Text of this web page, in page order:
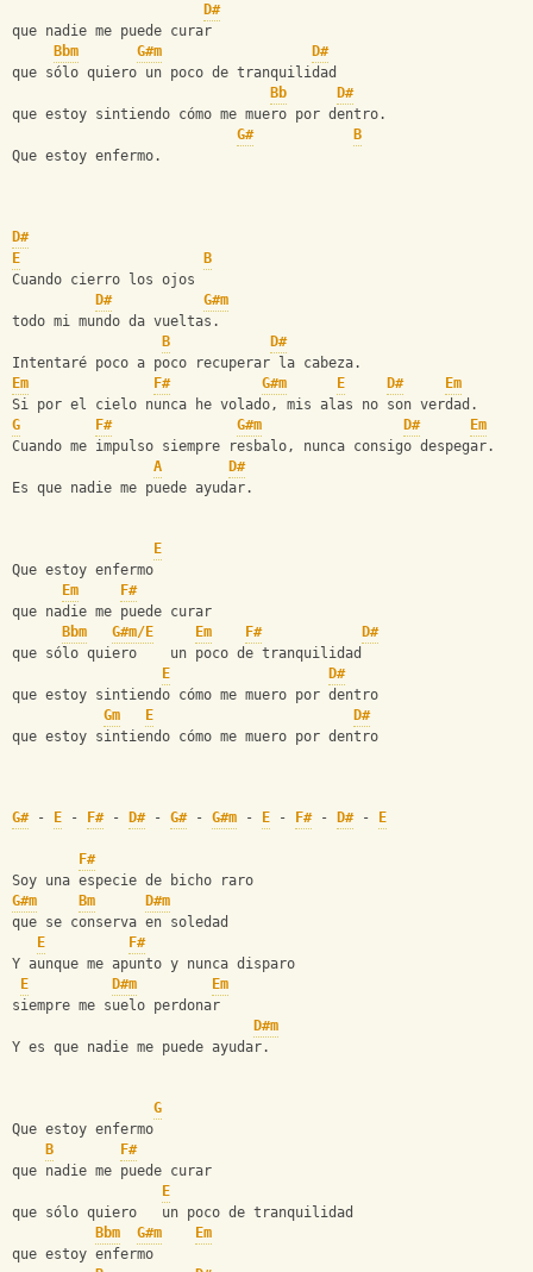
D#
que nadie me puede curar
Bbm
G#m
D#
que sólo quiero un poco de tranquilidad
Bb
D#
que estoy sintiendo cómo me muero por dentro.
G#
B
Que estoy enfermo.
D#
E
B
Cuando cierro los ojos
D#
G#m
todo mi mundo da vueltas.
B
D#
Intentaré poco a poco recuperar la cabeza.
Em
F# G#m E D#
Em
Si por el cielo nunca he volado, mis alas no son verdad.
G
F# G#m D#
Em
Cuando me impulso siempre resbalo, nunca consigo despegar.
A
D#
Es que nadie me puede ayudar.
E
Que estoy enfermo
Em
F#
que nadie me puede curar
Bbm
G#m/E Em F#
D#
que sólo quiero    un poco de tranquilidad
E
D#
que estoy sintiendo cómo me muero por dentro
Gm
E
D#
que estoy sintiendo cómo me muero por dentro
G# - E - F# - D# - G# - G#m - E - F# - D# - E
F#
Soy una especie de bicho raro
G#m
Bm
D#m
que se conserva en soledad
E
F#
Y aunque me apunto y nunca disparo
E
D#m
Em
siempre me suelo perdonar
D#m
Y es que nadie me puede ayudar.
G
Que estoy enfermo
B
F#
que nadie me puede curar
E
que sólo quiero   un poco de tranquilidad
Bbm
G#m
Em
que estoy enfermo